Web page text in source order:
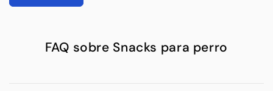
FAQ sobre Snacks para perro